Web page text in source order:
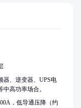
器、逆变器、UPS电
高功率场合。
，低导通压降（约